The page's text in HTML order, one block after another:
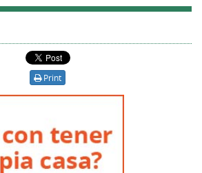
Print